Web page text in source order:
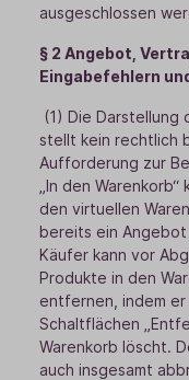
ausgeschlossen
§ 2 Angebot,
Eingabefehlern
(1) Die Darstellung
stellt kein rechtlich
Aufforderung zur
„In den
den virtuellen
bereits ein
Käufer kann vor
Produkte in den
entfernen, indem
Schaltflächen
Warenkorb löscht.
auch insgesamt